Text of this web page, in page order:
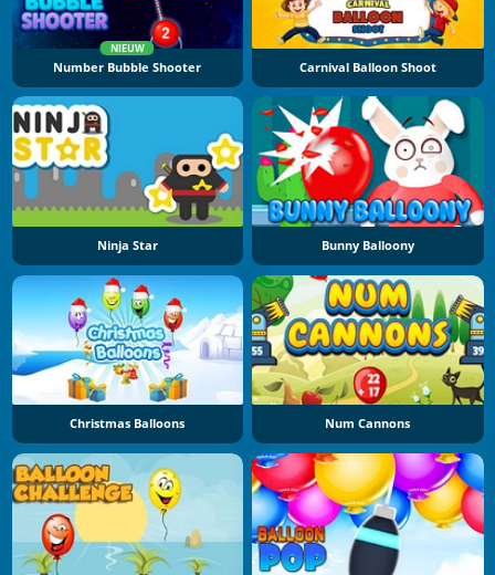
NIEUW
Number Bubble Shooter Carnival Balloon Shoot
Ninja Star Bunny Balloony
Christmas Balloons Num Cannons